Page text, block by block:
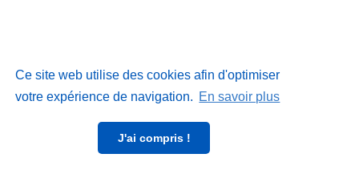
Ce site web utilise des cookies afin d'optimiser
votre expérience de navigation. En savoir plus
J'ai compris !